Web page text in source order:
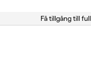
Få tillgång till